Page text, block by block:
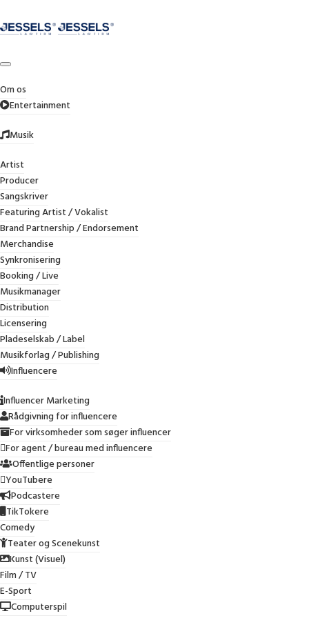
Om os
Entertainment
Musik
Artist
Producer
Sangskriver
Featuring Artist / Vokalist
Brand Partnership / Endorsement
Merchandise
Synkronisering
Booking / Live
Musikmanager
Distribution
Licensering
Pladeselskab / Label
Musikforlag / Publishing
Influencere
Influencer Marketing
Rådgivning for influencere
For virksomheder som søger influencer
For agent / bureau med influencere
Offentlige personer
YouTubere
Podcastere
TikTokere
Comedy
Teater og Scenekunst
Kunst (Visuel)
Film / TV
E-Sport
Computerspil
NY DOM FRA ØSTRE
SAGSOMKOSTNINGER I
SAG OM OPHAVSRET OG
PERSONLIGHEDSRET
NOVEMBER 25, 2024
OPHAVSRET
OPHAVSRET
Nye tendenser i
immaterialretssager: Højere
sagsomkostninger styrker
retssikkerheden
De danske domstole ser ud til at have taget et vigtigt
skridt i retning af bedre retssikkerhed for
rettighedshavere i immaterialretssager. Efter mange år
været en mærkbar udvikling, hvor vindende parter nu i